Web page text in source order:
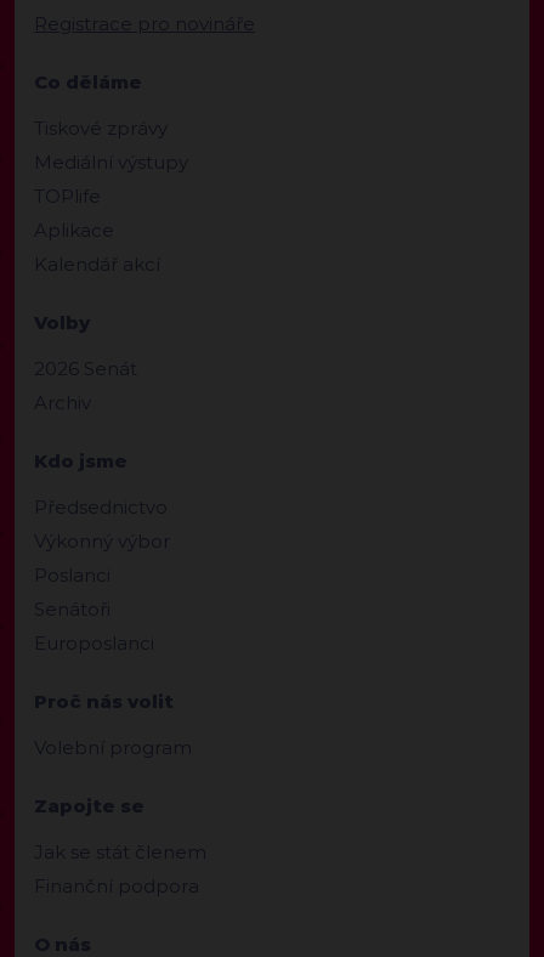
Registrace pro novináře
Co děláme
Tiskové zprávy
Mediální výstupy
TOPlife
Aplikace
Kalendář akcí
Volby
2026 Senát
Archiv
Kdo jsme
Předsednictvo
Výkonný výbor
Poslanci
Senátoři
Europoslanci
Proč nás volit
Volební program
Zapojte se
Jak se stát členem
Finanční podpora
O nás